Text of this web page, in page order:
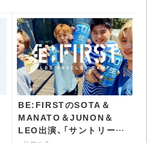
BE:FIRSTのSOTA＆
MANATO＆JUNON＆
LEO出演、「サントリー生